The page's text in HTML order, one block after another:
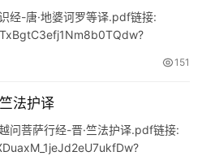
经-唐·地婆诃罗等译.pdf链接:
151
法护译
问菩萨行经-晋·竺法护译.pdf链接: